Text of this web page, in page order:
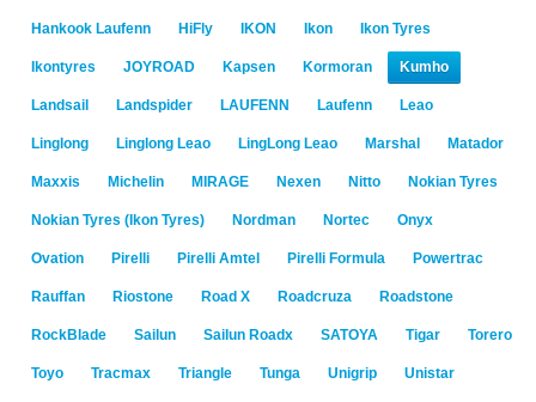
Hankook Laufenn HiFly IKON Ikon Ikon Tyres
Ikontyres JOYROAD Kapsen Kormoran Kumho
Landsail Landspider LAUFENN Laufenn Leao
Linglong Linglong Leao LingLong Leao Marshal Matador
Maxxis Michelin MIRAGE Nexen Nitto Nokian Tyres
Nokian Tyres (Ikon Tyres) Nordman Nortec Onyx
Ovation Pirelli Pirelli Amtel Pirelli Formula Powertrac
Rauffan Riostone Road X Roadcruza Roadstone
RockBlade Sailun Sailun Roadx SATOYA Tigar Torero
Toyo Tracmax Triangle Tunga Unigrip Unistar